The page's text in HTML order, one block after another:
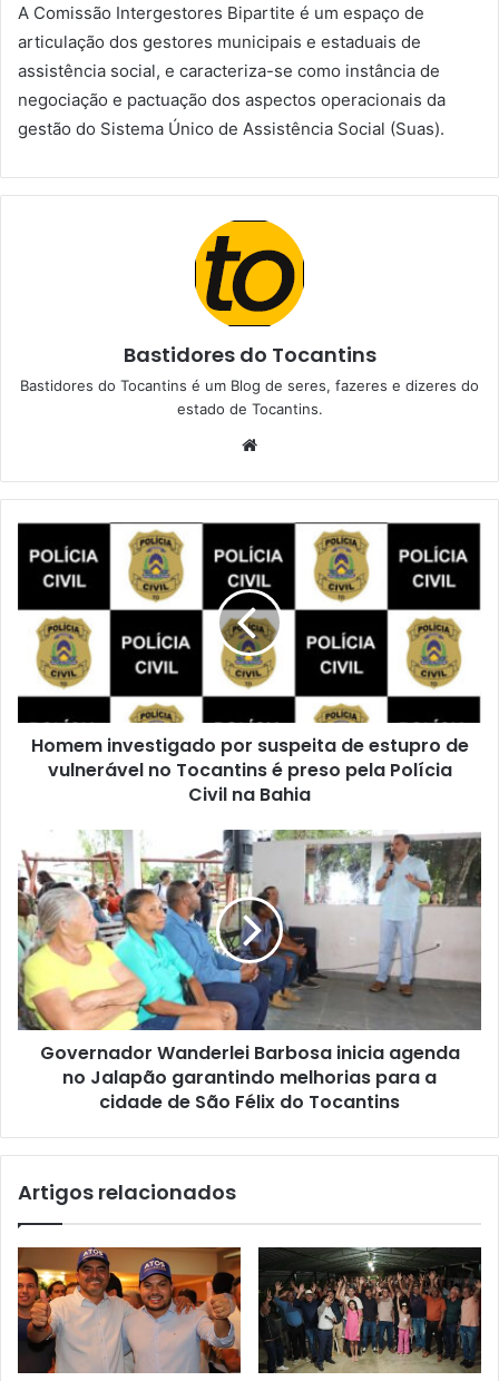
A Comissão Intergestores Bipartite é um espaço de
articulação dos gestores municipais e estaduais de
assistência social, e caracteriza-se como instância de
negociação e pactuação dos aspectos operacionais da
gestão do Sistema Único de Assistência Social (Suas).
Bastidores do Tocantins
Bastidores do Tocantins é um Blog de seres, fazeres e dizeres do
estado de Tocantins.
Website
Homem investigado por suspeita de estupro de
vulnerável no Tocantins é preso pela Polícia
Civil na Bahia
Governador Wanderlei Barbosa inicia agenda
no Jalapão garantindo melhorias para a
cidade de São Félix do Tocantins
Artigos relacionados